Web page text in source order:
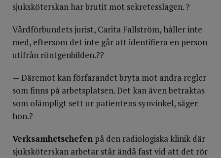
sjuksköterskan har brutit mot sekretesslagen. ?
Vårdförbundets jurist, Carita Fallström, håller inte
med, eftersom det inte går att identifiera en person
utifrån röntgenbilden.??
— Däremot kan förfarandet bryta mot andra regler
som finns på arbetsplatsen. Det kan även betraktas
som olämpligt sett ur patientens synvinkel, säger
hon.?
Verksamhetschefen på den radiologiska klinik där
sjuksköterskan arbetar står ändå fast vid att det rör